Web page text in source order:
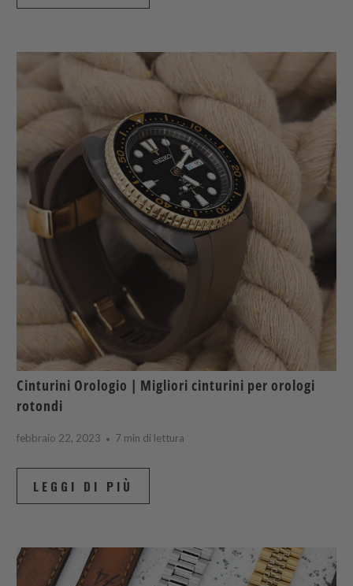
Cinturini Orologio | Migliori cinturini per orologi
rotondi
febbraio 22, 2023 7 min di lettura
LEGGI DI PIÙ